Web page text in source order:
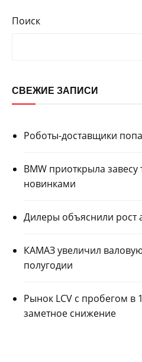
Поиск
СВЕЖИЕ ЗАПИСИ
Роботы-доставщики
BMW приоткрыла
новинками
Дилеры объяснили рост
КАМАЗ увеличил
полугодии
Рынок LCV с пробегом в
заметное снижение